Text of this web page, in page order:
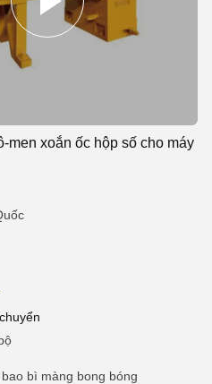
men xoắn ốc hộp số cho máy
bì màng bong bóng